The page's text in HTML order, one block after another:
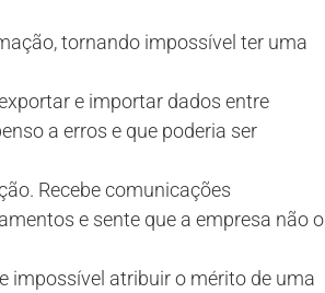
tornando impossível ter uma
e importar dados entre
a erros e que poderia ser
Recebe comunicações
e sente que a empresa não o
impossível atribuir o mérito de uma